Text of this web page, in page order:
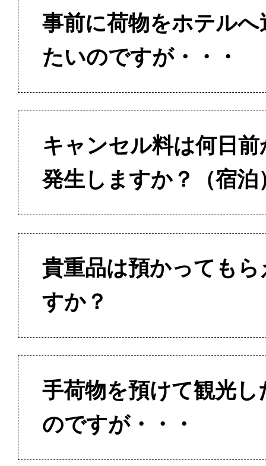
事前に荷物をホテルへ
たいのですが・・・
キャンセル料は何日前
発生しますか？（宿泊
貴重品は預かってもら
すか？
手荷物を預けて観光し
のですが・・・